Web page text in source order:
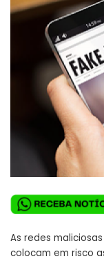
As redes
colocam em risco